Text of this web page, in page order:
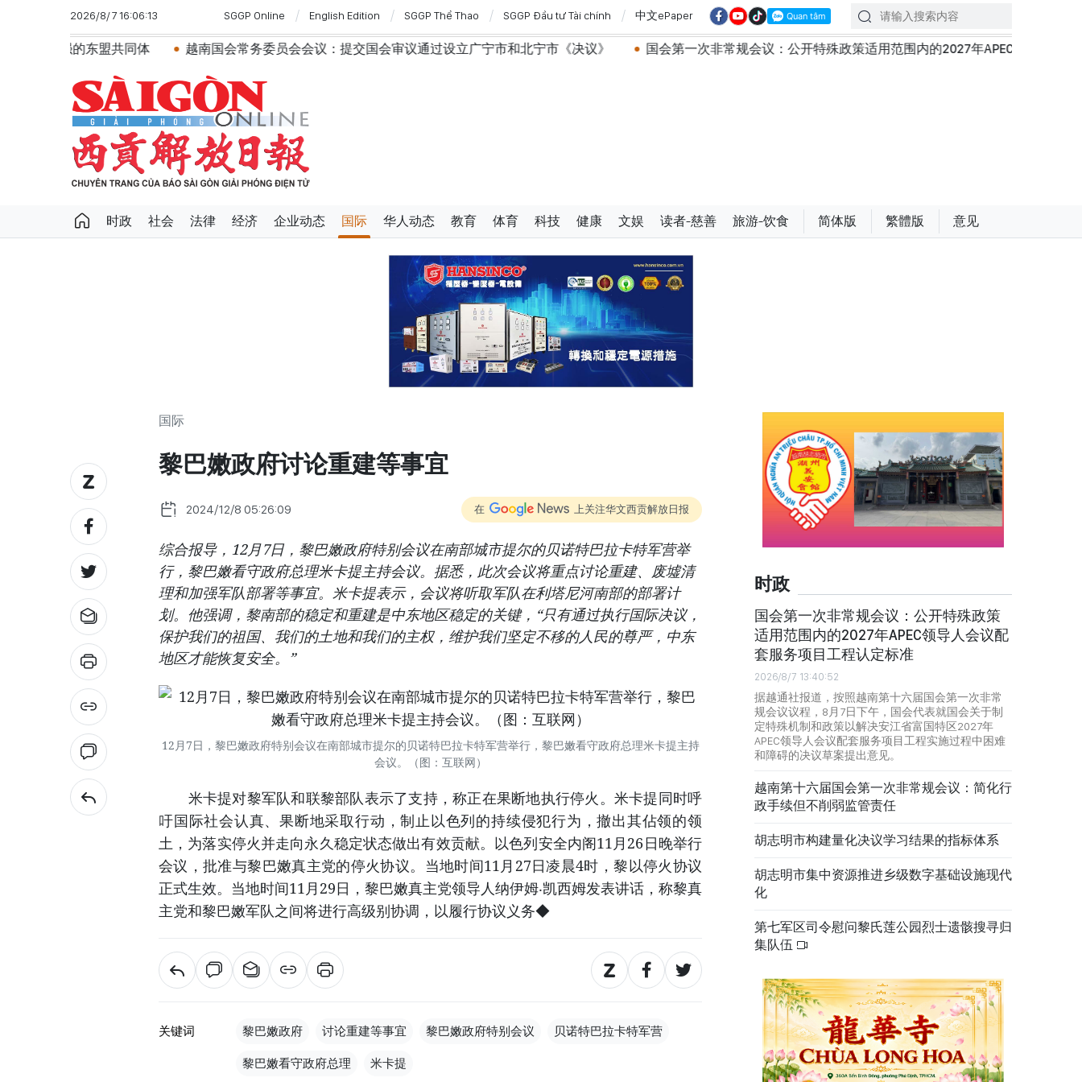
2026/8/7 16:06:13 SGGP Online English Edition SGGP Thể Thao SGGP Đầu tư Tài chính 中文ePaper
越南国会常务委员会会议：提交国会审议通过设立广宁市和北宁市《决议》 国会第一次非常规会议：公开特殊政策适用范围内的2027年APEC领导人会议配套服务项目工程认
时政 社会 法律 经济 企业动态 国际 华人动态 教育 体育 科技 健康 文娱 读者-慈善 旅游-饮食 简体版 繁體版 意见
国际
黎巴嫩政府讨论重建等事宜
2024/12/8 05:26:09 在 上关注华文西贡解放日报
综合报导，12月7日，黎巴嫩政府特别会议在南部城市提尔的贝诺特巴拉卡特军营举
行，黎巴嫩看守政府总理米卡提主持会议。据悉，此次会议将重点讨论重建、废墟清
理和加强军队部署等事宜。米卡提表示，会议将听取军队在利塔尼河南部的部署计
划。他强调，黎南部的稳定和重建是中东地区稳定的关键，“只有通过执行国际决议，
保护我们的祖国、我们的土地和我们的主权，维护我们坚定不移的人民的尊严，中东
地区才能恢复安全。”
12月7日，黎巴嫩政府特别会议在南部城市提尔的贝诺特巴拉卡特军营举行，黎巴嫩看守政府总理米卡提主持
会议。（图：互联网）
米卡提对黎军队和联黎部队表示了支持，称正在果断地执行停火。米卡提同时呼
吁国际社会认真、果断地采取行动，制止以色列的持续侵犯行为，撤出其佔领的领
土，为落实停火并走向永久稳定状态做出有效贡献。以色列安全内阁11月26日晚举行
会议，批准与黎巴嫩真主党的停火协议。当地时间11月27日凌晨4时，黎以停火协议
正式生效。当地时间11月29日，黎巴嫩真主党领导人纳伊姆‧凯西姆发表讲话，称黎真
主党和黎巴嫩军队之间将进行高级别协调，以履行协议义务◆
关键词 黎巴嫩政府 讨论重建等事宜 黎巴嫩政府特别会议 贝诺特巴拉卡特军营
黎巴嫩看守政府总理 米卡提
时政
国会第一次非常规会议：公开特殊政策
适用范围内的2027年APEC领导人会议配
套服务项目工程认定标准
2026/8/7 13:40:52
据越通社报道，按照越南第十六届国会第一次非常
规会议议程，8月7日下午，国会代表就国会关于制
定特殊机制和政策以解决安江省富国特区2027年
APEC领导人会议配套服务项目工程实施过程中困难
和障碍的决议草案提出意见。
越南第十六届国会第一次非常规会议：简化行
政手续但不削弱监管责任
胡志明市构建量化决议学习结果的指标体系
胡志明市集中资源推进乡级数字基础设施现代
化
第七军区司令慰问黎氏莲公园烈士遗骸搜寻归
集队伍